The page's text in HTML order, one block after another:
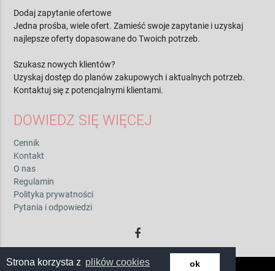
Strona korzysta z plików cookies ok
Dodaj zapytanie ofertowe
Jedna prośba, wiele ofert. Zamieść swoje zapytanie i uzyskaj
najlepsze oferty dopasowane do Twoich potrzeb.
Szukasz nowych klientów?
Uzyskaj dostęp do planów zakupowych i aktualnych potrzeb.
Kontaktuj się z potencjalnymi klientami.
DOWIEDZ SIĘ WIĘCEJ
Cennik
Kontakt
O nas
Regulamin
Polityka prywatności
Pytania i odpowiedzi